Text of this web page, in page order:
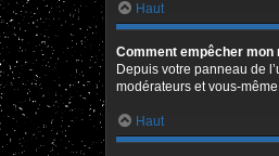
Haut
Comment empêcher mon
Depuis votre panneau de
modérateurs et vous-
Haut